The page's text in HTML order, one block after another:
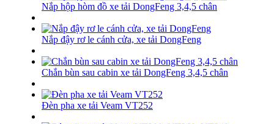
Nắp hộp hòm đồ xe tải DongFeng 3,4,5 chân
Nắp đậy rơ le cánh cửa, xe tải DongFeng
Chắn bùn sau cabin xe tải DongFeng 3,4,5 chân
Đèn pha xe tải Veam VT252